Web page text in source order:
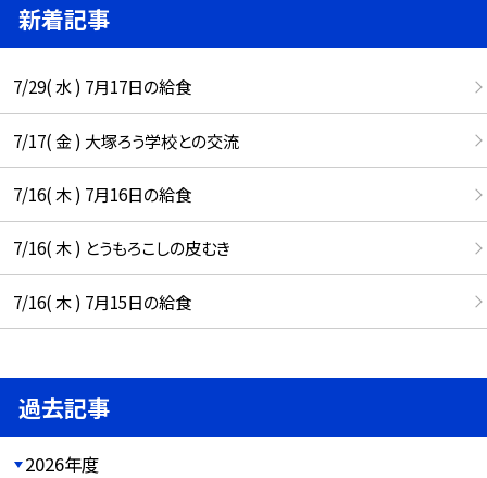
新着記事
7/29( 水 ) 7月17日の給食
7/17( 金 ) 大塚ろう学校との交流
7/16( 木 ) 7月16日の給食
7/16( 木 ) とうもろこしの皮むき
7/16( 木 ) 7月15日の給食
過去記事
2026年度